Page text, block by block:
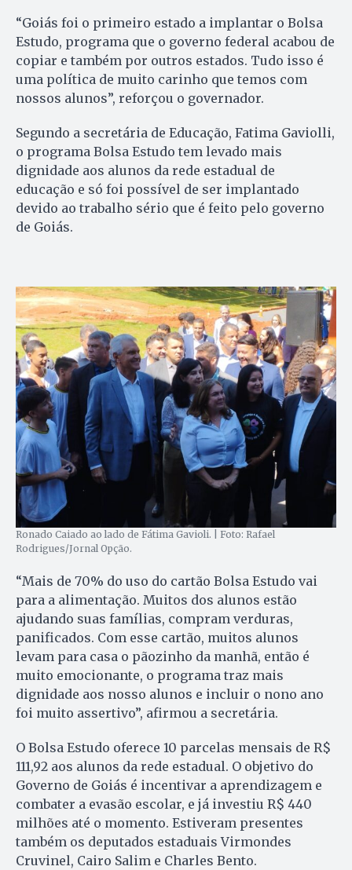
“Goiás foi o primeiro estado a implantar o Bolsa
Estudo, programa que o governo federal acabou de
copiar e também por outros estados. Tudo isso é
uma política de muito carinho que temos com
nossos alunos”, reforçou o governador.
Segundo a secretária de Educação, Fatima Gaviolli,
o programa Bolsa Estudo tem levado mais
dignidade aos alunos da rede estadual de
educação e só foi possível de ser implantado
devido ao trabalho sério que é feito pelo governo
de Goiás.
Ronado Caiado ao lado de Fátima Gavioli. | Foto: Rafael
Rodrigues/Jornal Opção.
“Mais de 70% do uso do cartão Bolsa Estudo vai
para a alimentação. Muitos dos alunos estão
ajudando suas famílias, compram verduras,
panificados. Com esse cartão, muitos alunos
levam para casa o pãozinho da manhã, então é
muito emocionante, o programa traz mais
dignidade aos nosso alunos e incluir o nono ano
foi muito assertivo”, afirmou a secretária.
O Bolsa Estudo oferece 10 parcelas mensais de R$
111,92 aos alunos da rede estadual. O objetivo do
Governo de Goiás é incentivar a aprendizagem e
combater a evasão escolar, e já investiu R$ 440
milhões até o momento. Estiveram presentes
também os deputados estaduais Virmondes
Cruvinel, Cairo Salim e Charles Bento.